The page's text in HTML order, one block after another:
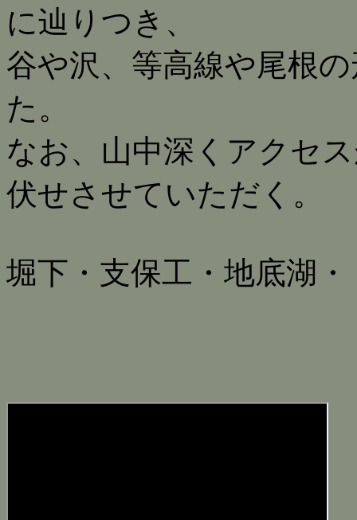
に辿りつき、
谷や沢、等高線や尾根
た。
なお、山中深くアクセ
伏せさせていただく。
堀下・支保工・地底湖・